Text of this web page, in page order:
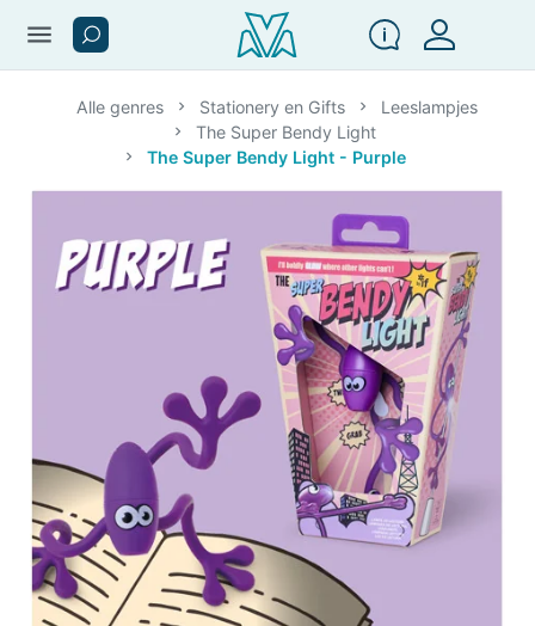
menu
Alle genres Stationery en Gifts
Leeslampjes
The Super Bendy Light
The Super Bendy Light - Purple